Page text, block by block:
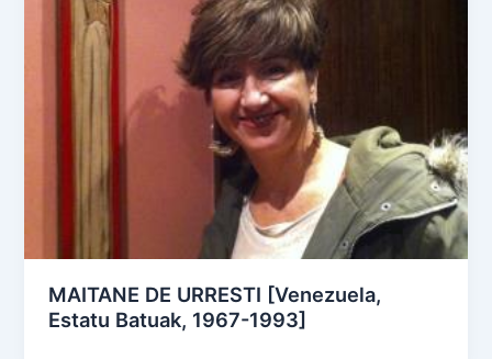
MAITANE DE URRESTI [Venezuela,
Estatu Batuak, 1967-1993]